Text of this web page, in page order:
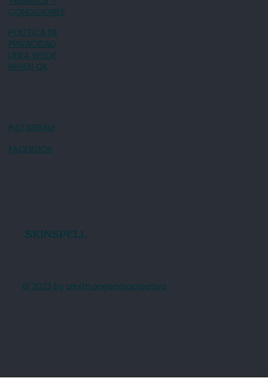
CONDICIONES
POLÍTICA DE
PRIVACIDAD
LÍNEA VERDE
REGEN OIL
INSTAGRAM
FACEBOOK
© 2023 by smith.aagenciacreativa
SKINSPELL